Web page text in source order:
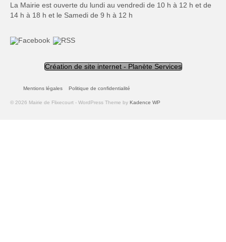
La Mairie est ouverte du lundi au vendredi de 10 h à 12 h et de
14 h à 18 h et le Samedi de 9 h à 12 h
Création de site internet - Planète Services
Mentions légales Politique de confidentialité
© 2026 Mairie de Flixecourt - WordPress Theme by Kadence WP